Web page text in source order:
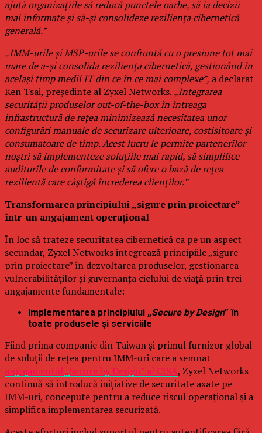
ajută organizațiile să reducă punctele oarbe, să ia decizii
mai informate și să-și consolideze reziliența cibernetică
generală.”
„IMM-urile și MSP-urile se confruntă cu o presiune tot mai
mare de a-și consolida reziliența cibernetică, gestionând în
același timp medii IT din ce în ce mai complexe”, a declarat
Ken Tsai, președinte al Zyxel Networks. „Integrarea
securității produselor out-of-the-box în întreaga
infrastructură de rețea minimizează necesitatea unor
configurări manuale de securizare ulterioare, costisitoare și
consumatoare de timp. Acest lucru le permite partenerilor
noștri să implementeze soluțiile mai rapid, să simplifice
auditurile de conformitate și să ofere o bază de rețea
rezilientă care câștigă încrederea clienților.”
Transformarea principiului „sigure prin proiectare”
într-un angajament operațional
În loc să trateze securitatea cibernetică ca pe un aspect
secundar, Zyxel Networks integrează principiile „sigure
prin proiectare” în dezvoltarea produselor, gestionarea
vulnerabilităților și guvernanța ciclului de viață prin trei
angajamente fundamentale:
Implementarea principiului „Secure by Design” în
toate produsele și serviciile
Fiind prima companie din Taiwan și primul furnizor global
de soluții de rețea pentru IMM-uri care a semnat
angajamentul „Secure by Design” al CISA, Zyxel Networks
continuă să introducă inițiative de securitate axate pe
IMM-uri, concepute pentru a reduce riscul operațional și a
simplifica implementarea securizată.